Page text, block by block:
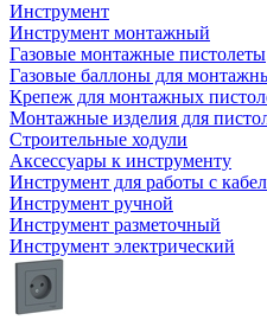
Инструмент
Инструмент монтажный
Газовые монтажные пистолеты
Газовые баллоны для
Крепеж для монтажных
Монтажные изделия для
Строительные ходули
Аксессуары к инструменту
Инструмент для работы с
Инструмент ручной
Инструмент разметочный
Инструмент электрический